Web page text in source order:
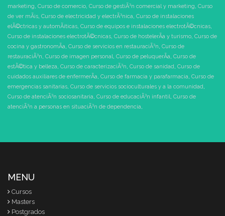
marketing, Curso de comercio, Curso de gestiÃ³n comercial y marketing, Curso
de ver mÃ¡s, Curso de electricidad y electrÃ³nica, Curso de instalaciones
elÃ©ctricas y automÃ¡ticas, Curso de equipos e instalaciones electrotÃ©cnicas,
Curso de instalaciones electrotÃ©cnicas, Curso de hostelerÃ­a y turismo, Curso de
cocina y gastronomÃ­a, Curso de servicios en restauraciÃ³n, Curso de
restauraciÃ³n, Curso de imagen personal, Curso de peluquerÃ­a, Curso de
estÃ©tica y belleza, Curso de caracterizaciÃ³n, Curso de sanidad, Curso de
cuidados auxiliares de enfermerÃ­a, Curso de farmacia y parafarmacia, Curso de
emergencias sanitarias, Curso de servicios socioculturales y a la comunidad,
Curso de atenciÃ³n sociosanitaria, Curso de educaciÃ³n infantil, Curso de
atenciÃ³n a personas en situaciÃ³n de dependencia,
MENU
Cursos
Masters
Postgrados